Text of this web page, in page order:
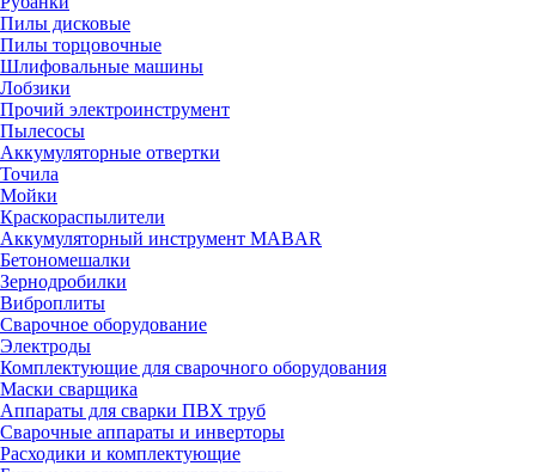
Пилы дисковые
Пилы торцовочные
Шлифовальные машины
Лобзики
Прочий электроинструмент
Пылесосы
Аккумуляторные отвертки
Точила
Мойки
Краскораспылители
Аккумуляторный инструмент MABAR
Бетономешалки
Зернодробилки
Виброплиты
Сварочное оборудование
Электроды
Комплектующие для сварочного оборудования
Маски сварщика
Аппараты для сварки ПВХ труб
Сварочные аппараты и инверторы
Расходики и комплектующие